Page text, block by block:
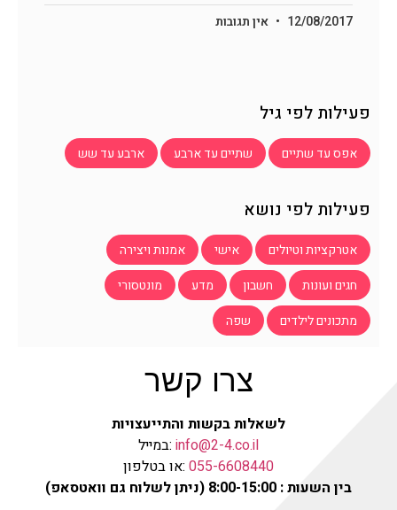
12/08/2017 אין תגובות
פעילות לפי גיל
אפס עד שתיים שתיים עד ארבע ארבע עד שש
פעילות לפי נושא
אטרקציות וטיולים אישי
אמנות ויצירה
חגים ועונות
חשבון מדע
מונטסורי
מתכונים לילדים
שפה
צרו קשר
לשאלות בקשות והתייעצויות
info@2-4.co.il :במייל
055-6608440 :או בטלפון
בין השעות : 8:00-15:00 (ניתן לשלוח גם וואטסאפ)